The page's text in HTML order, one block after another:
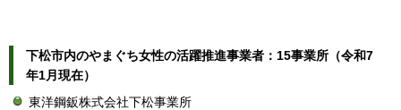
下松市内のやまぐち女性の活躍推進事業者：15事業所（令和7
年1月現在）
東洋鋼鈑株式会社下松事業所